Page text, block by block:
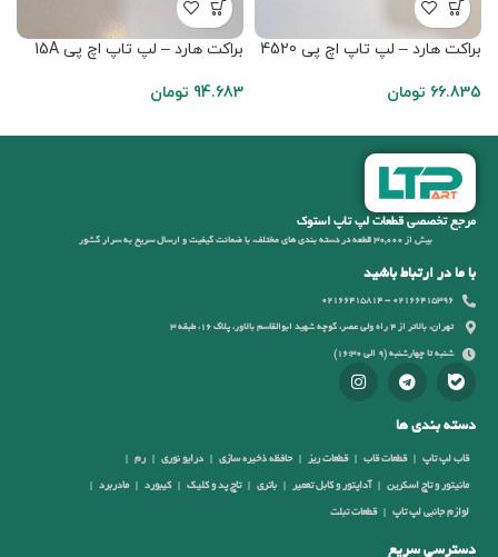
براکت هارد – لپ تاپ اچ پی 4520
66.835 تومان
براکت هارد – لپ تاپ اچ پی 15A
94.683 تومان
مرجع تخصصی قطعات لپ تاپ استوک
بیش از 30,000 قطعه در دسته بندی های مختلف، با ضمانت کیفیت و ارسال سریع به سرار کشور
با ما در ارتباط باشید
02166415396 - 02166415814
تهران، بالاتر از 4 راه ولی عصر، کوچه شهید ابوالقاسم بالاور، پلاک 16، طبقه 3
شنبه تا چهارشنبه (9 الی 16:30)
دسته بندی ها
قاب لپ تاپ قطعات قاب قطعات ریز حافظه ذخیره سازی درایو نوری رم
مانیتور و تاچ اسکرین آداپتور و کابل تعمیر باتری تاچ پد و کلیک کیبورد مادربرد
لوازم جانبی لپ تاپ قطعات تبلت
دسترسی سریع